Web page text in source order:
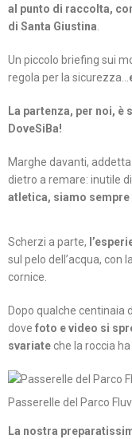
al punto di raccolta,
di Santa Giustina.
Un piccolo briefing sui
regola per la sicurezza…
La partenza, per noi,
DoveSiBa!
Marghe davanti,
dietro a remare: inutile
atletica, siamo
Scherzi a parte,
sul pelo dell’acqua, con
cornice.
Dopo qualche centinaia
dove foto e video si
svariate che la roccia
Passerelle del Parco
La nostra